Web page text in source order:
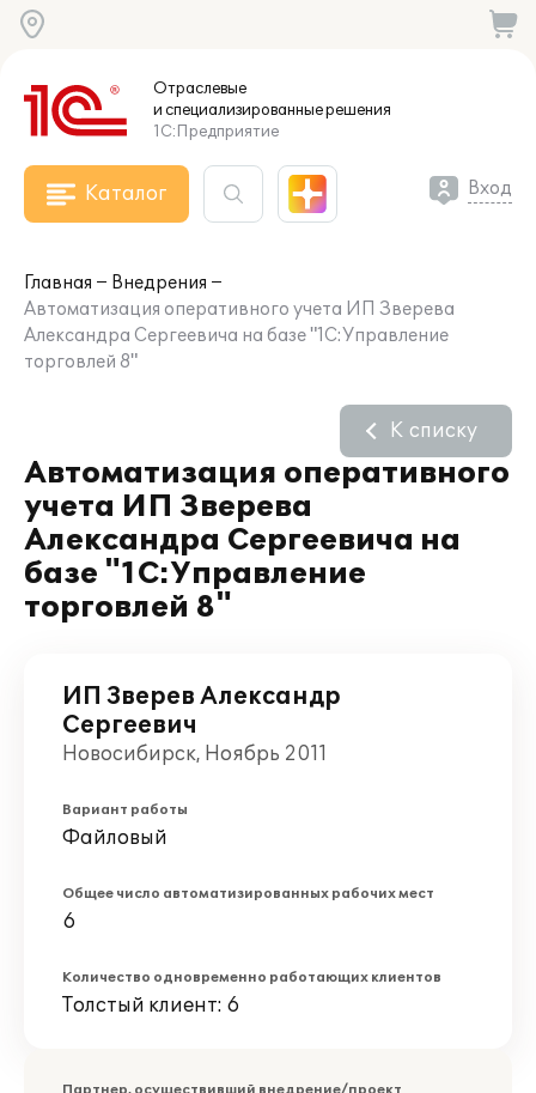
Отраслевые
и специализированныерешения
1С:Предприятие
Каталог Вход
Главная
Внедрения
Автоматизация оперативного учета ИП Зверева
Александра Сергеевича на базе "1С:Управление
торговлей 8"
Автоматизация оперативного
учета ИП Зверева
Александра Сергеевича на
базе "1С:Управление
торговлей 8"
К списку
ИП Зверев Александр
Сергеевич
Новосибирск, Ноябрь 2011
Вариант работы
Файловый
Общее число автоматизированных рабочих мест
6
Количество одновременно работающих клиентов
Толстый клиент: 6